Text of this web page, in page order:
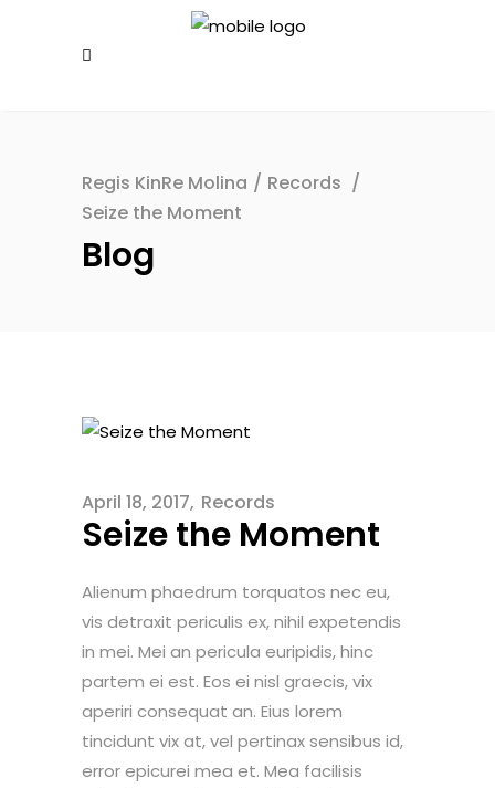
Regis KinRe Molina / Records /
Seize the Moment
Blog
April 18, 2017 Records
Seize the Moment
Alienum phaedrum torquatos nec eu,
vis detraxit periculis ex, nihil expetendis
in mei. Mei an pericula euripidis, hinc
partem ei est. Eos ei nisl graecis, vix
aperiri consequat an. Eius lorem
tincidunt vix at, vel pertinax sensibus id,
error epicurei mea et. Mea facilisis